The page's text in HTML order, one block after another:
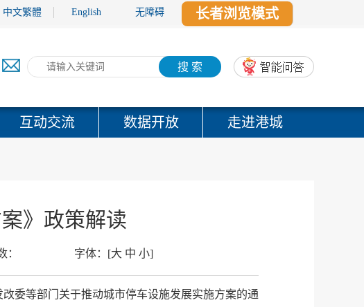
中文繁體 English 无障碍 长者浏览模式
搜 索
互动交流 数据开放 走进港城
》政策解读
： 字体： [大 中 小]
委等部门关于推动城市停车设施发展实施方案的通